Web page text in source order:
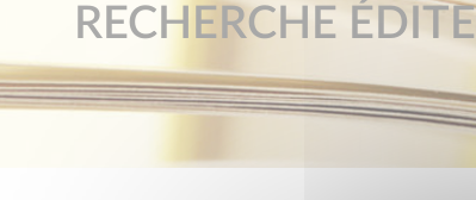
RECHERCHE